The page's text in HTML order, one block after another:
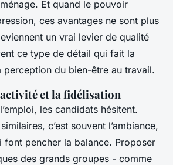
Et quand le pouvoir
ces avantages ne sont plus
un vrai levier de qualité
ce type de détail qui fait la
perception du bien-être au travail.
et la fidélisation
les candidats hésitent.
c’est souvent l’ambiance,
font pencher la balance. Proposer
des grands groupes - comme